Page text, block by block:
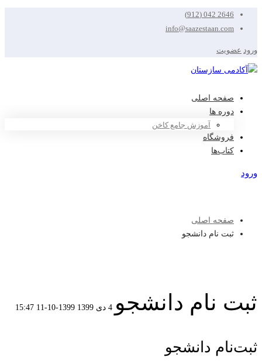
2646 042 (912)
info@saazestaan.com
ورود عضویت
صفحه اصلی
دوره ها
آموزش جامع کاخن
فروشگاه
کتاب‌ها
ورود
صفحه اصلی
ثبت نام دانشجو
ثبت نام دانشجو 4 دی 1399 1399-10-11 15:47
ثبت
ثبت‌نام دانشجو